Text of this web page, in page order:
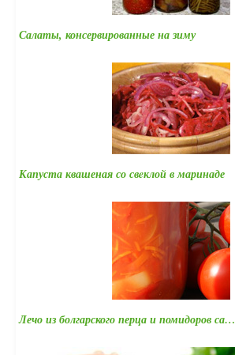
Салаты, консервированные на зиму
Капуста квашеная со свeклой в маринаде
Лечо из болгарского перца и помидоров са…